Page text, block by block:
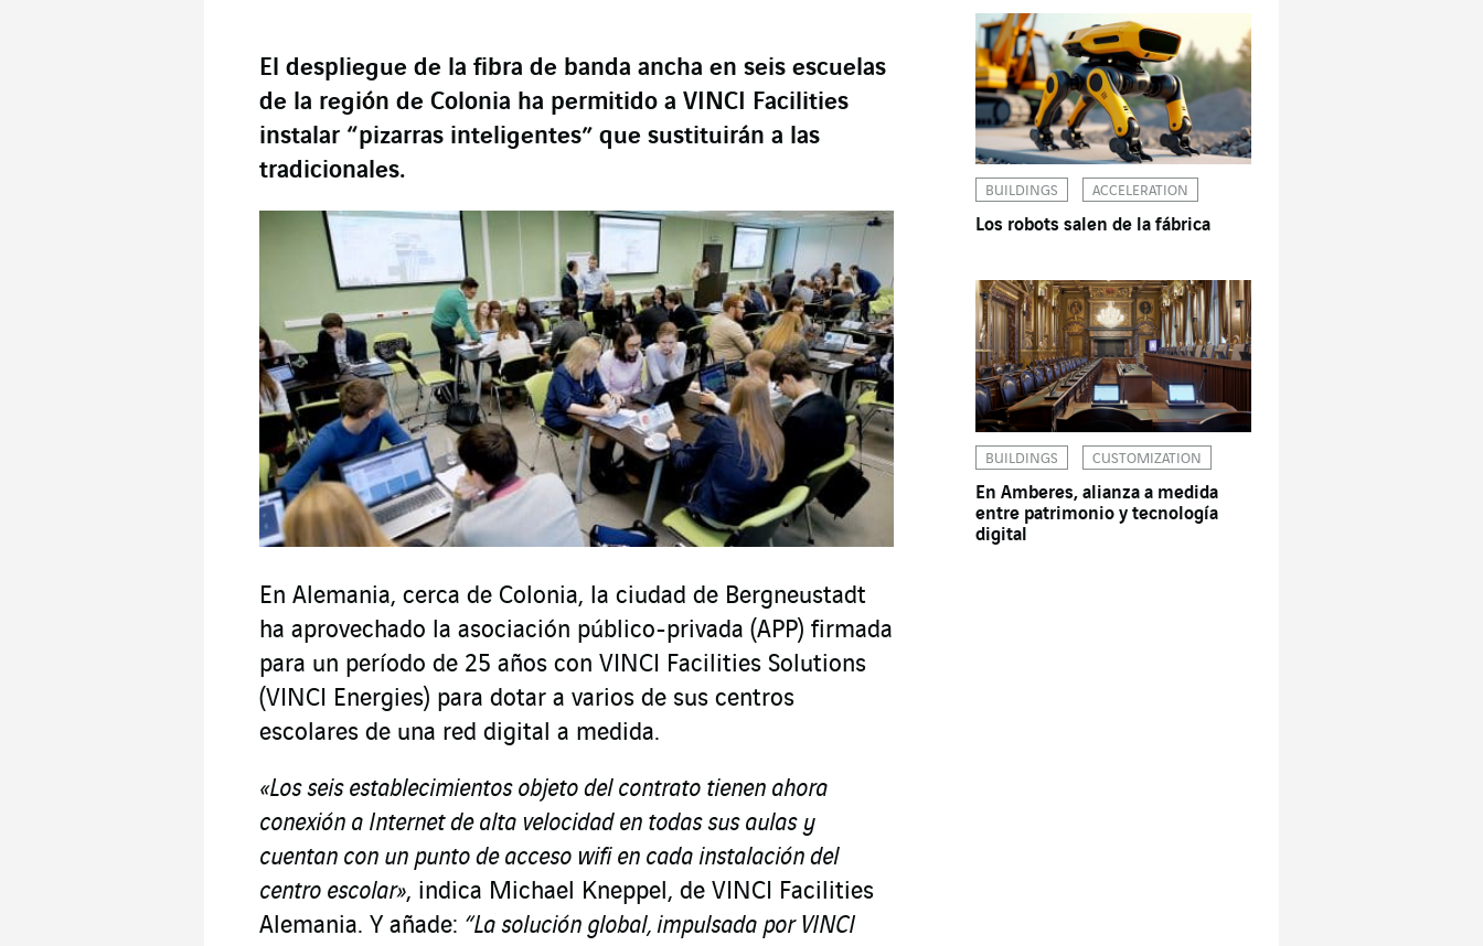
El despliegue de la fibra de banda ancha en seis escuelas
de la región de Colonia ha permitido a VINCI Facilities
instalar “pizarras inteligentes” que sustituirán a las
tradicionales.
En Alemania, cerca de Colonia, la ciudad de Bergneustadt
ha aprovechado la asociación público-privada (APP) firmada
para un período de 25 años con VINCI Facilities Solutions
(VINCI Energies) para dotar a varios de sus centros
escolares de una red digital a medida.
«Los seis establecimientos objeto del contrato tienen ahora
conexión a Internet de alta velocidad en todas sus aulas y
cuentan con un punto de acceso wifi en cada instalación del
centro escolar», indica Michael Kneppel, de VINCI Facilities
Alemania. Y añade: “La solución global, impulsada por VINCI
BUILDINGS ACCELERATION
Los robots salen de la fábrica
BUILDINGS CUSTOMIZATION
En Amberes, alianza a medida
entre patrimonio y tecnología
digital